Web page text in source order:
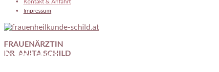
Kontakt & Anfahrt
Impressum
FRAUENÄRZTIN
DR. ANITA SCHILD
Impressum